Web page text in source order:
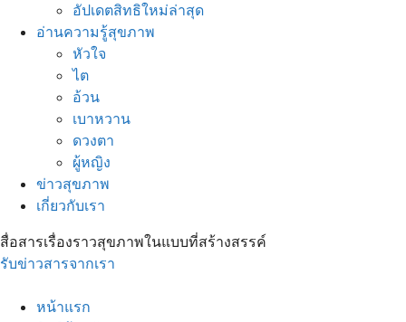
อัปเดตสิทธิใหม่ล่าสุด
อ่านความรู้สุขภาพ
หัวใจ
ไต
อ้วน
เบาหวาน
ดวงตา
ผู้หญิง
ข่าวสุขภาพ
เกี่ยวกับเรา
สื่อสารเรื่องราวสุขภาพในแบบที่สร้างสรรค์
รับข่าวสารจากเรา
หน้าแรก